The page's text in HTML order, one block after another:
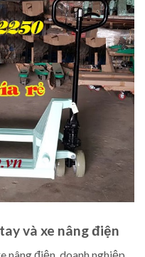
và xe nâng điện